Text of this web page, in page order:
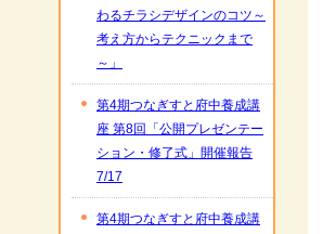
わるチラシデザインのコツ～
考え方からテクニックまで
～」
第4期つなぎすと府中養成講
座 第8回「公開プレゼンテー
ション・修了式」開催報告
7/17
第4期つなぎすと府中養成講